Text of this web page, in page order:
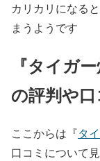
カリカリになる
まうようです
『タイガー
の評判や口
ここからは 『タ
口コミについて